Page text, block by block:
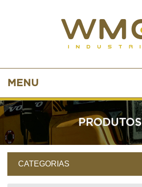
MENU
PRODUTOS
CATEGORIAS